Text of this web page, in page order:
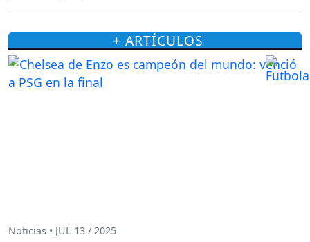
+ ARTÍCULOS
Noticias • JUL 13 / 2025